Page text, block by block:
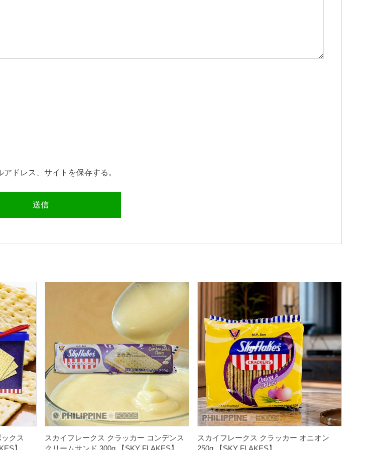
ドレス、サイトを保存する。
クス
】
スカイフレークス クラッカー コンデンス
クリームサンド 300g 【SKY FLAKES】
スカイフレークス クラッカー オニオン
250g 【SKY FLAKES】